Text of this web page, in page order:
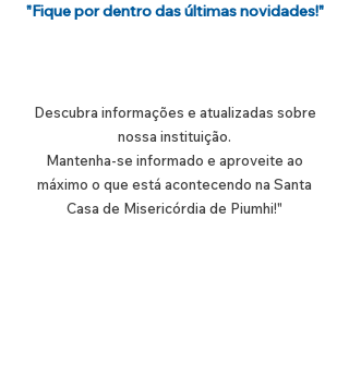
"Fique por dentro das últimas novidades!"
Descubra informações e atualizadas sobre
nossa instituição.
Mantenha-se informado e aproveite ao
máximo o que está acontecendo na Santa
Casa de Misericórdia de Piumhi!"